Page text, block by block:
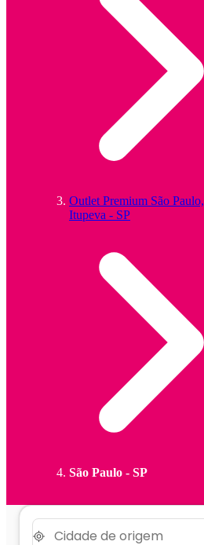
Outlet Premium São Paulo,
Itupeva - SP
São Paulo - SP